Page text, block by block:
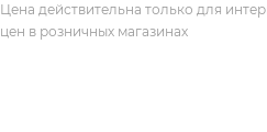
Цена действительна только для
цен в розничных магазинах